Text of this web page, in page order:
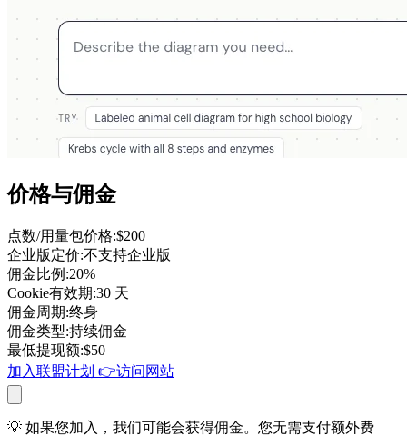
价格与佣金
点数/用量包价格:$200
企业版定价:不支持企业版
佣金比例 :20%
Cookie有效期:30 天
佣金周期:终身
佣金类型:持续佣金
最低提现额:$50
加入联盟计划 👉访问网站
💡 如果您加入，我们可能会获得佣金。您无需支付额外费